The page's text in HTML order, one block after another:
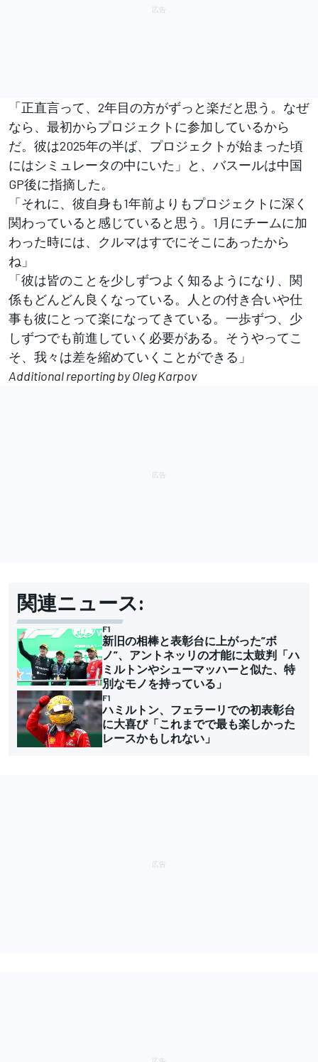
「正直言って、2年目の方がずっと楽だと思う。なぜ
なら、最初からプロジェクトに参加しているから
だ。彼は2025年の半ば、プロジェクトが始まった頃
にはシミュレータの中にいた」と、バスールは中国
GP後に指摘した。
「それに、彼自身も1年前よりもプロジェクトに深く
関わっていると感じていると思う。1月にチームに加
わった時には、クルマはすでにそこにあったから
ね」
「彼は皆のことを少しずつよく知るようになり、関
係もどんどん良くなっている。人との付き合いや仕
事も彼にとって楽になってきている。一歩ずつ、少
しずつでも前進していく必要がある。そうやってこ
そ、我々は差を縮めていくことができる」
Additional reporting by Oleg Karpov
関連ニュース:
F1
新旧の相棒と表彰台に上がった”ボ
ノ”、アントネッリの才能に太鼓判「ハ
ミルトンやシューマッハーと似た、特
別なモノを持っている」
F1
ハミルトン、フェラーリでの初表彰台
に大喜び「これまでで最も楽しかった
レースかもしれない」